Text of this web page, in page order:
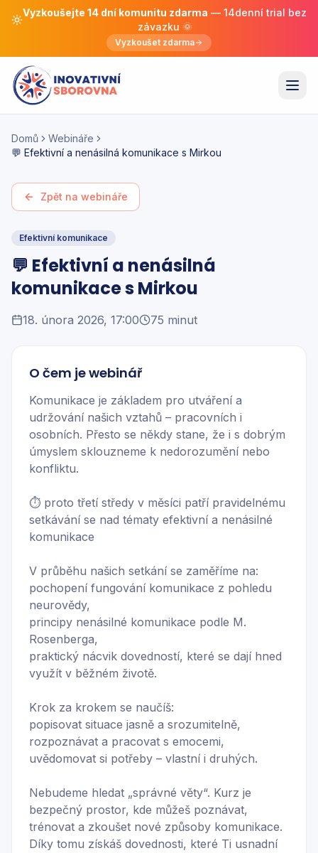
Vyzkoušejte 14 dní komunitu zdarma — 14denní trial bez
závazku 🌞
Vyzkoušet zdarma
Domů
Webináře
💬 Efektivní a nenásilná komunikace s Mirkou
Zpět na webináře
Efektivní komunikace
💬 Efektivní a nenásilná
komunikace s Mirkou
18. února 2026, 17:00 75 minut
O čem je webinář
Komunikace je základem pro utváření a
udržování našich vztahů – pracovních i
osobních. Přesto se někdy stane, že i s dobrým
úmyslem sklouzneme k nedorozumění nebo
konfliktu.
⏱️ proto třetí středy v měsíci patří pravidelnému
setkávání se nad tématy efektivní a nenásilné
komunikace
V průběhu našich setkání se zaměříme na:
pochopení fungování komunikace z pohledu
neurovědy,
principy nenásilné komunikace podle M.
Rosenberga,
praktický nácvik dovedností, které se dají hned
využít v běžném životě.
Krok za krokem se naučíš:
popisovat situace jasně a srozumitelně,
rozpoznávat a pracovat s emocemi,
uvědomovat si potřeby – vlastní i druhých.
Nebudeme hledat „správné věty“. Kurz je
bezpečný prostor, kde můžeš poznávat,
trénovat a zkoušet nové způsoby komunikace.
Díky tomu získáš dovednosti, které Ti usnadní